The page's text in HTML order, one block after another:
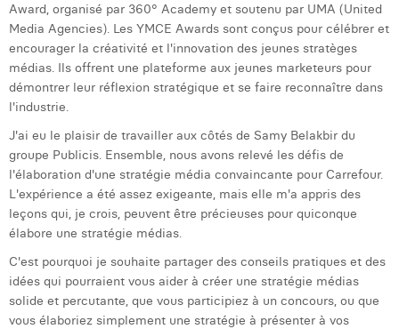
Eliott Pousset
Floriane Defacqz
Hanne Van Loock
Jonas Geiregat
Justine Cremer
Laura Rooseleer
Laura Verhelst
Lena Pignoloni
Award, organisé par 360° Academy et soutenu par UMA (United
Media Agencies). Les YMCE Awards sont conçus pour célébrer et
encourager la créativité et l'innovation des jeunes stratèges
médias. Ils offrent une plateforme aux jeunes marketeurs pour
démontrer leur réflexion stratégique et se faire reconnaître dans
l'industrie.
J'ai eu le plaisir de travailler aux côtés de Samy Belakbir du
groupe Publicis. Ensemble, nous avons relevé les défis de
l'élaboration d'une stratégie média convaincante pour Carrefour.
L'expérience a été assez exigeante, mais elle m'a appris des
leçons qui, je crois, peuvent être précieuses pour quiconque
élabore une stratégie médias.
C'est pourquoi je souhaite partager des conseils pratiques et des
idées qui pourraient vous aider à créer une stratégie médias
solide et percutante, que vous participiez à un concours, ou que
vous élaboriez simplement une stratégie à présenter à vos